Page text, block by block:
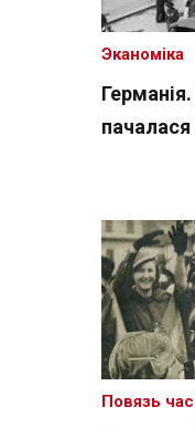
Эканоміка
Повязь